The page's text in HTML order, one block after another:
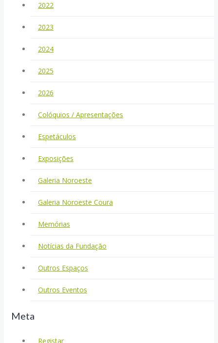
2022
2023
2024
2025
2026
Colóquios / Apresentações
Espetáculos
Exposições
Galeria Noroeste
Galeria Noroeste Coura
Memórias
Notícias da Fundação
Outros Espaços
Outros Eventos
Meta
Registar